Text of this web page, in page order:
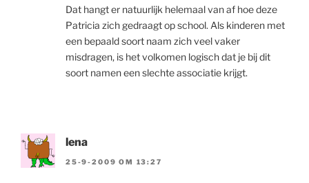
Dat hangt er natuurlijk helemaal van af hoe deze
Patricia zich gedraagt op school. Als kinderen met
een bepaald soort naam zich veel vaker
misdragen, is het volkomen logisch dat je bij dit
soort namen een slechte associatie krijgt.
lena
25-9-2009 OM 13:27